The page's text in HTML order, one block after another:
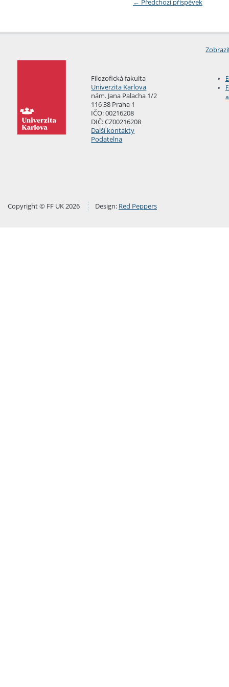
← Předchozí příspěvek
Filozofická fakulta
Univerzita Karlova
nám. Jana Palacha 1/2
116 38 Praha 1
IČO: 00216208
DIČ: CZ00216208
Další kontakty
Podatelna
Copyright © FF UK 2026 Design: Red Peppers